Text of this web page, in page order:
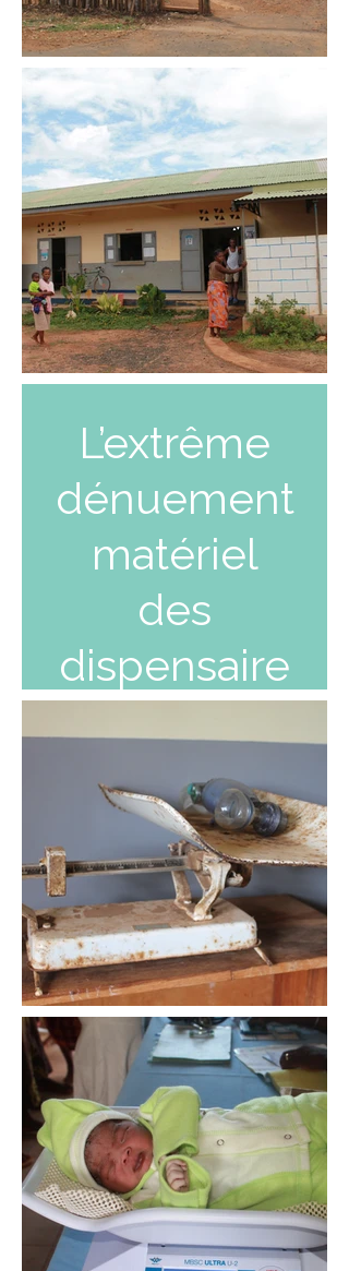
L’extrême
dénuement
matériel
des
dispensaire